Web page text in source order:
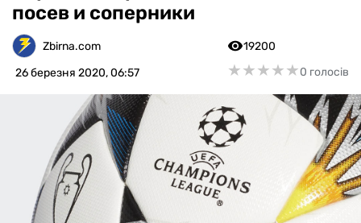
РІЗНЕ
БУКМЕКЕРИ
посев и соперники
Zbirna.com
26 березня 2020, 06:57
19200
★★★★★
★★★★★0 голосів